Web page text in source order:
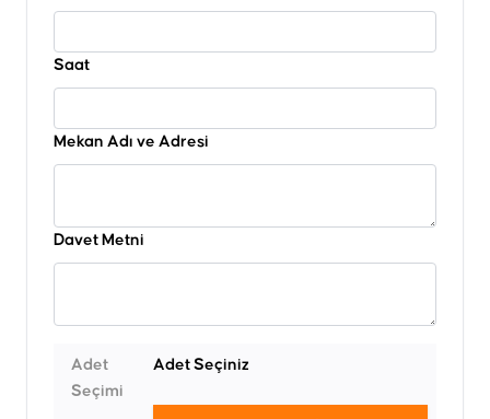
Saat
Mekan Adı ve Adresi
Davet Metni
Adet
Seçimi
Adet Seçiniz